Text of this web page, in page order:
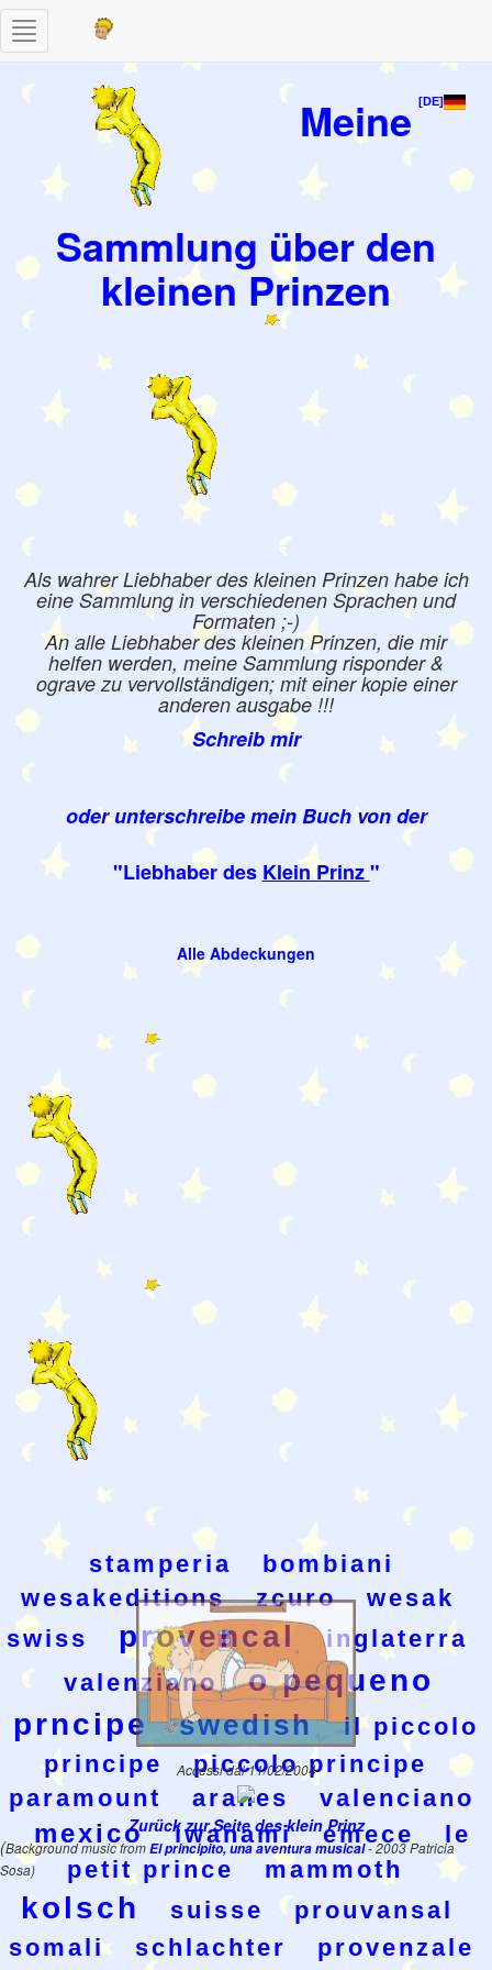
[DE]
Meine
Sammlung über den
kleinen Prinzen
Als wahrer Liebhaber des kleinen Prinzen habe ich
eine Sammlung in verschiedenen Sprachen und
Formaten ;-)
An alle Liebhaber des kleinen Prinzen, die mir
helfen werden, meine Sammlung risponder &
ograve zu vervollständigen; mit einer kopie einer
anderen ausgabe !!!
Schreib mir
oder unterschreibe mein Buch von der
"Liebhaber des Klein Prinz"
Alle Abdeckungen
Toggle
navigation
stamperia
bombiani
wesakeditions
zcuro
wesak
swiss
provencal
inglaterra
valenziano
o pequeno
prncipe
swedish
il piccolo
principe
piccolo principe
paramount
aranes valenciano
mexico iwanami emece
le
petit prince
mammoth
kolsch suisse
prouvansal
somali
schlachter
provenzale
Accessi dal 11/02/2004
Zurück zur Seite des klein Prinz
(Background music fromEl principito, una aventura musical- 2003 Patricia
Sosa)